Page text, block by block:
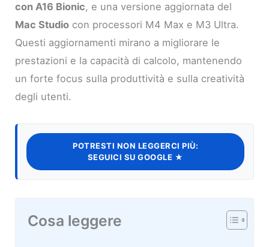
con A16 Bionic, e una versione aggiornata del
Mac Studio con processori M4 Max e M3 Ultra.
Questi aggiornamenti mirano a migliorare le
prestazioni e la capacità di calcolo, mantenendo
un forte focus sulla produttività e sulla creatività
degli utenti.
POTRESTI NON LEGGERCI PIÙ:
SEGUICI SU GOOGLE ★
Cosa leggere